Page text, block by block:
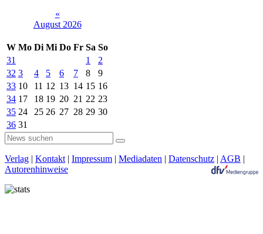
«
August 2026
W Mo Di Mi Do Fr Sa So
31
1
2
32 3 4 5 6 7 8
9
33 10 11 12 13 14 15 16
34 17 18 19 20 21 22 23
35 24 25 26 27 28 29 30
36 31
Verlag | Kontakt | Impressum | Mediadaten | Datenschutz | AGB |
Autorenhinweise